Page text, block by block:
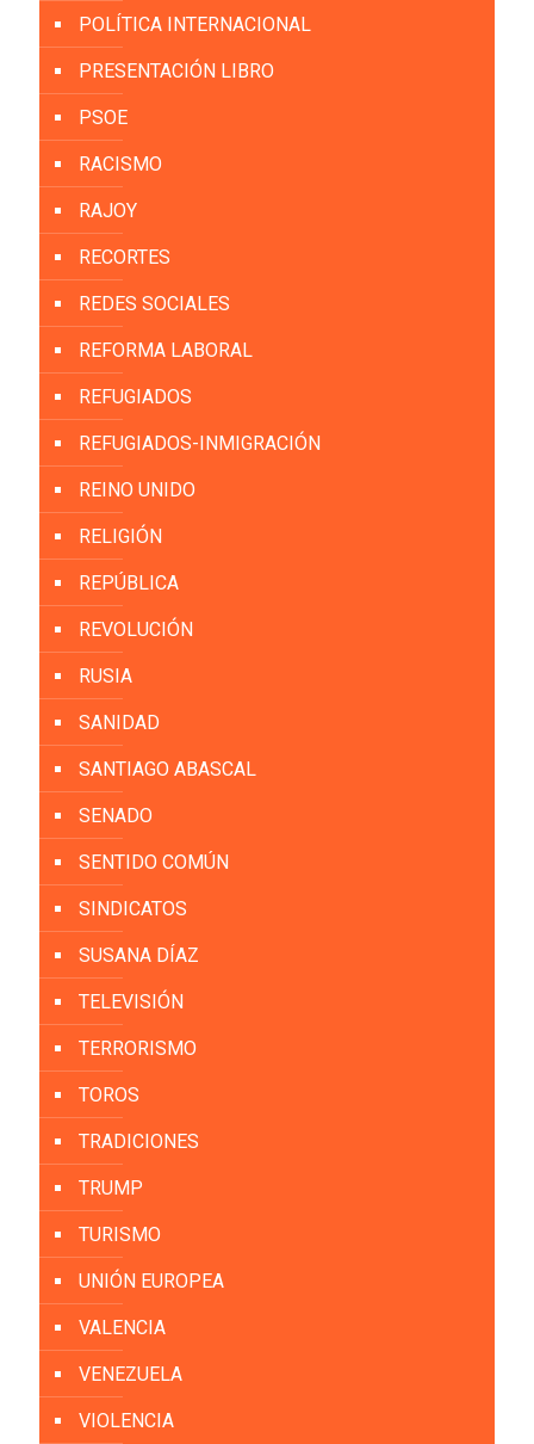
POLÍTICA INTERNACIONAL
PRESENTACIÓN LIBRO
PSOE
RACISMO
RAJOY
RECORTES
REDES SOCIALES
REFORMA LABORAL
REFUGIADOS
REFUGIADOS-INMIGRACIÓN
REINO UNIDO
RELIGIÓN
REPÚBLICA
REVOLUCIÓN
RUSIA
SANIDAD
SANTIAGO ABASCAL
SENADO
SENTIDO COMÚN
SINDICATOS
SUSANA DÍAZ
TELEVISIÓN
TERRORISMO
TOROS
TRADICIONES
TRUMP
TURISMO
UNIÓN EUROPEA
VALENCIA
VENEZUELA
VIOLENCIA